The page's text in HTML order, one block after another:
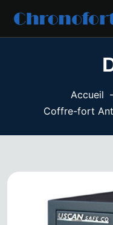
Accueil
Coffre-fort